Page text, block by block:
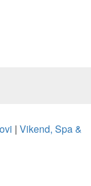
| Vikend, Spa &